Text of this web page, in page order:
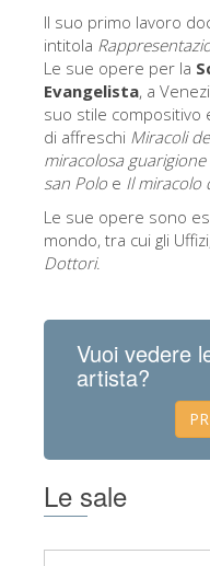
Musei
Il
La
Il suo primo lavoro
intitola
Le sue opere per la
Evangelista, a
suo stile compositivo
di affreschi Miracoli
miracolosa
san Polo e Il miracolo
Le sue opere sono
mondo, tra cui gli
Dottori.
Vuoi vedere
artista?
Le sale